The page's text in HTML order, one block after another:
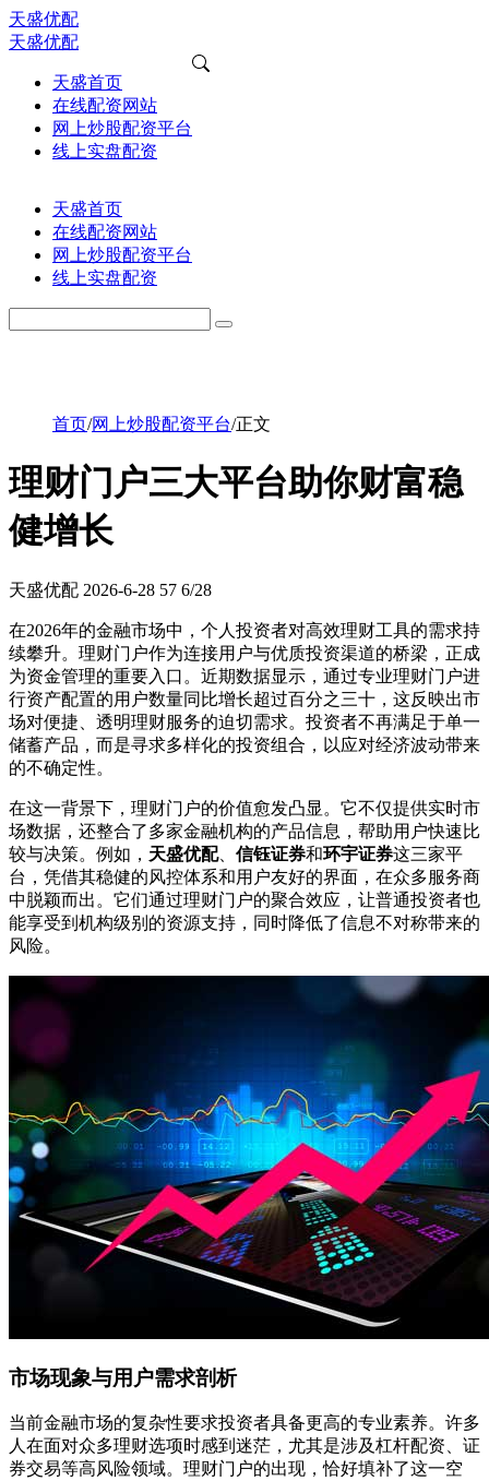
天盛优配
天盛优配
天盛首页
在线配资网站
网上炒股配资平台
线上实盘配资
天盛首页
在线配资网站
网上炒股配资平台
线上实盘配资
首页/网上炒股配资平台/正文
理财门户三大平台助你财富稳
健增长
天盛优配 2026-6-28 57 6/28
在2026年的金融市场中，个人投资者对高效理财工具的需求持
续攀升。理财门户作为连接用户与优质投资渠道的桥梁，正成
为资金管理的重要入口。近期数据显示，通过专业理财门户进
行资产配置的用户数量同比增长超过百分之三十，这反映出市
场对便捷、透明理财服务的迫切需求。投资者不再满足于单一
储蓄产品，而是寻求多样化的投资组合，以应对经济波动带来
的不确定性。
在这一背景下，理财门户的价值愈发凸显。它不仅提供实时市
场数据，还整合了多家金融机构的产品信息，帮助用户快速比
较与决策。例如， 天盛优配、 信钰证券和环宇证券这三家平
台，凭借其稳健的风控体系和用户友好的界面，在众多服务商
中脱颖而出。它们通过理财门户的聚合效应，让普通投资者也
能享受到机构级别的资源支持，同时降低了信息不对称带来的
风险。
市场现象与用户需求剖析
当前金融市场的复杂性要求投资者具备更高的专业素养。许多
人在面对众多理财选项时感到迷茫，尤其是涉及杠杆配资、证
券交易等高风险领域。理财门户的出现，恰好填补了这一空